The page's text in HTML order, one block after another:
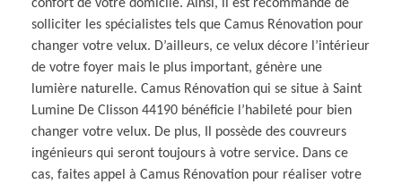
confort de votre domicile. Ainsi, il est recommandé de
solliciter les spécialistes tels que Camus Rénovation pour
changer votre velux. D’ailleurs, ce velux décore l’intérieur
de votre foyer mais le plus important, génère une
lumière naturelle. Camus Rénovation qui se situe à Saint
Lumine De Clisson 44190 bénéficie l’habileté pour bien
changer votre velux. De plus, Il possède des couvreurs
ingénieurs qui seront toujours à votre service. Dans ce
cas, faites appel à Camus Rénovation pour réaliser votre